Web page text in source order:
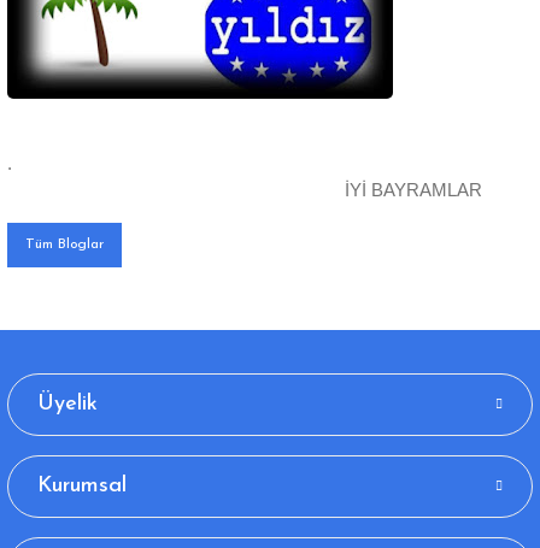
.
İYİ BAYRAMLAR
Tüm Bloglar
Üyelik
Kurumsal